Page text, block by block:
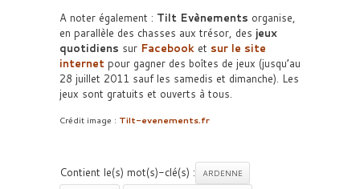
A noter également : Tilt Evènements organise,
en parallèle des chasses aux trésor, des jeux
quotidiens sur Facebook et sur le site
internet pour gagner des boîtes de jeux (jusqu’au
28 juillet 2011 sauf les samedis et dimanche). Les
jeux sont gratuits et ouverts à tous.
Crédit image : Tilt-evenements.fr
Contient le(s) mot(s)-clé(s) :
ARDENNE